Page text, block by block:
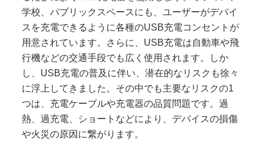
学校、パブリックスペースにも、ユーザーがデバイ
スを充電できるように各種のUSB充電コンセントが
用意されています。さらに、USB充電は自動車や飛
行機などの交通手段でも広く使用されます。しか
し、USB充電の普及に伴い、潜在的なリスクも徐々
に浮上してきました。その中でも主要なリスクの1
つは、充電ケーブルや充電器の品質問題です。過
熱、過充電、ショートなどにより、デバイスの損傷
や火災の原因に繋がります。